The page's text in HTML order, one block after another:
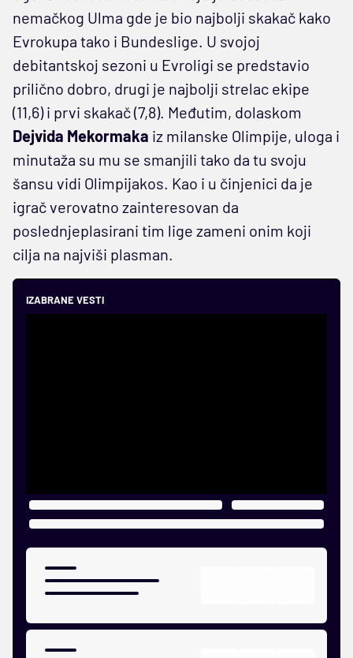
nemačkog Ulma gde je bio najbolji skakač kako
Evrokupa tako i Bundeslige. U svojoj
debitantskoj sezoni u Evroligi se predstavio
prilično dobro, drugi je najbolji strelac ekipe
(11,6) i prvi skakač (7,8). Međutim, dolaskom
Dejvida Mekormaka iz milanske Olimpije, uloga i
minutaža su mu se smanjili tako da tu svoju
šansu vidi Olimpijakos. Kao i u činjenici da je
igrač verovatno zainteresovan da
poslednjeplasirani tim lige zameni onim koji
cilja na najviši plasman.
IZABRANE VESTI